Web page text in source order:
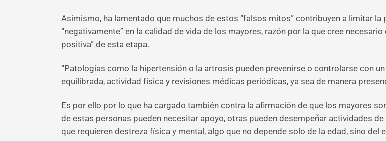
Asimismo, ha lamentado que muchos de estos “falsos mitos” contribuyen a limitar
“negativamente” en la calidad de vida de los mayores, razón por la que cree
positiva” de esta etapa.
“Patologías como la hipertensión o la artrosis pueden prevenirse o controlarse con
equilibrada, actividad física y revisiones médicas periódicas, ya sea de manera
Es por ello por lo que ha cargado también contra la afirmación de que los mayores
de estas personas pueden necesitar apoyo, otras pueden desempeñar actividades
que requieren destreza física y mental, algo que no depende solo de la edad, sino del